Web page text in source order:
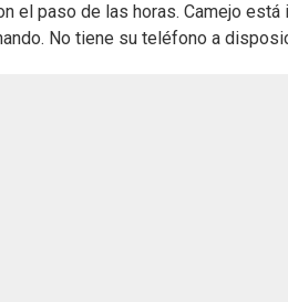
el paso de las horas. Camejo
No tiene su teléfono a